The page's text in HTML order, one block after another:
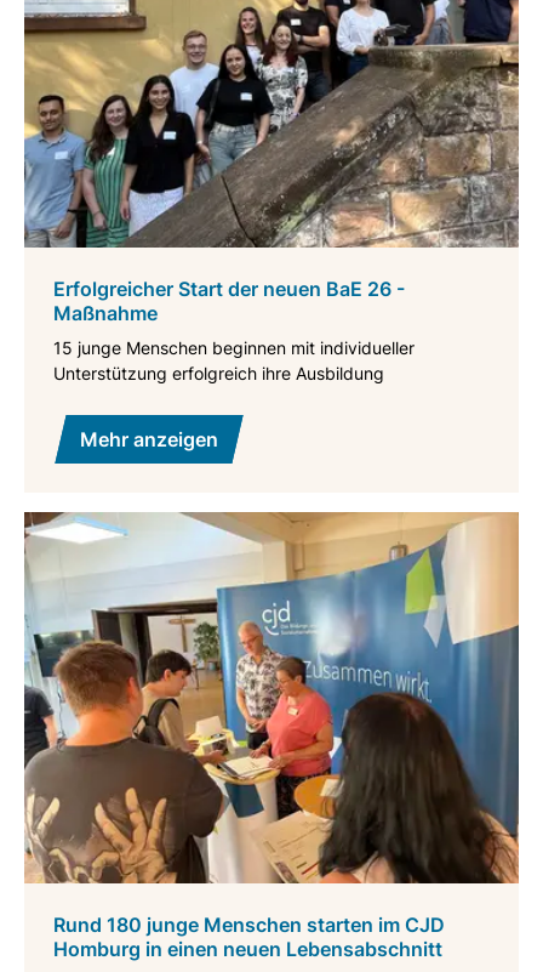
Erfolgreicher Start der neuen BaE 26 -
Maßnahme
15 junge Menschen beginnen mit individueller
Unterstützung erfolgreich ihre Ausbildung
Mehr anzeigen
Rund 180 junge Menschen starten im CJD
Homburg in einen neuen Lebensabschnitt